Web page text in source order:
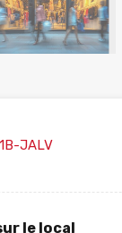
JALV
le local